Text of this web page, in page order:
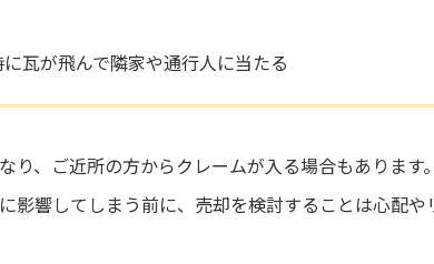
瓦が飛んで隣家や通行人に当たる
り、ご近所の方からクレームが入る場合もあります。
影響してしまう前に、売却を検討することは心配